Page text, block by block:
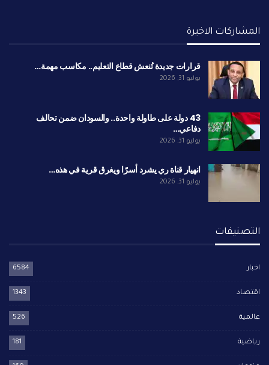
المشاركات الاخيرة
قرارات جديدة تُنعش قطاع التعليم.. مكاسب مهمة…
يوليو 31, 2026
43 دولة على طاولة واحدة.. والسودان ضمن تحالف
دفاعي…
يوليو 31, 2026
انهيار قناة ري يشرد أسرًا ويغرق قرية في هذه…
يوليو 31, 2026
التصنيفات
اخبار 6584
اقتصاد 1343
عالمية 526
رياضية 181